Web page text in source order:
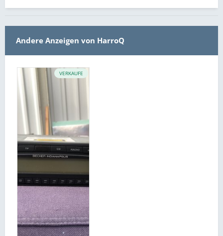
Andere Anzeigen von HarroQ
VERKAUFE